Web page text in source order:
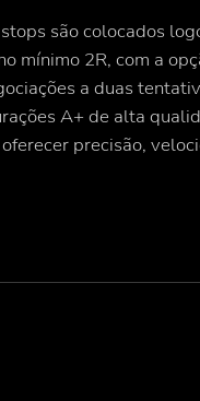
são colocados
mínimo 2R, com a
a duas
A+ de alta
precisão,